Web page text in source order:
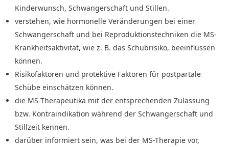
Kinderwunsch, Schwangerschaft und Stillen.
verstehen, wie hormonelle Veränderungen bei einer
Schwangerschaft und bei Reproduktionstechniken die MS-
Krankheitsaktivität, wie z. B. das Schubrisiko, beeinflussen
können.
Risikofaktoren und protektive Faktoren für postpartale
Schübe einschätzen können.
die MS-Therapeutika mit der entsprechenden Zulassung
bzw. Kontraindikation während der Schwangerschaft und
Stillzeit kennen.
darüber informiert sein, was bei der MS-Therapie vor,